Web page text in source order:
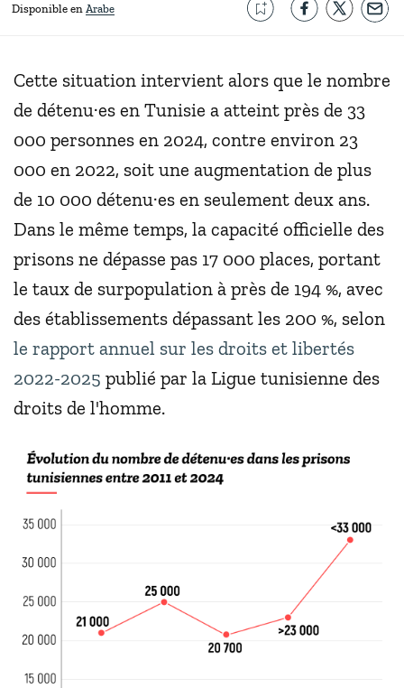
Disponible en Arabe
Cette situation intervient alors que le nombre
de détenu·es en Tunisie a atteint près de 33
000 personnes en 2024, contre environ 23
000 en 2022, soit une augmentation de plus
de 10 000 détenu·es en seulement deux ans.
Dans le même temps, la capacité officielle des
prisons ne dépasse pas 17 000 places, portant
le taux de surpopulation à près de 194 %, avec
des établissements dépassant les 200 %, selon
le rapport annuel sur les droits et libertés
2022-2025 publié par la Ligue tunisienne des
droits de l'homme.